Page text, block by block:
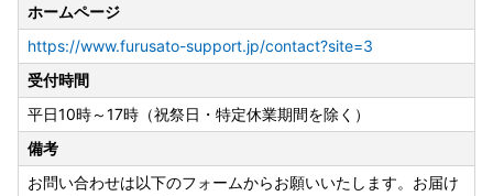
ホームページ
https://www.furusato-support.jp/contact?site=3
受付時間
平日10時～17時（祝祭日・特定休業期間を除く）
備考
お問い合わせは以下のフォームからお願いいたします。お届け